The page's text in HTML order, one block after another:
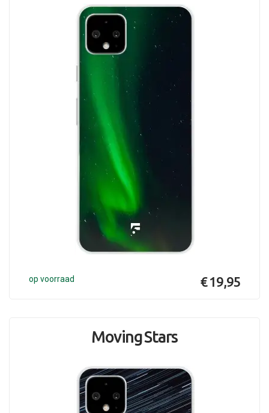
op voorraad € 19,95
Moving Stars